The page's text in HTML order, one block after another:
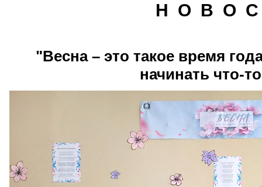
Н О В О
"Весна – это такое время
начинать что-